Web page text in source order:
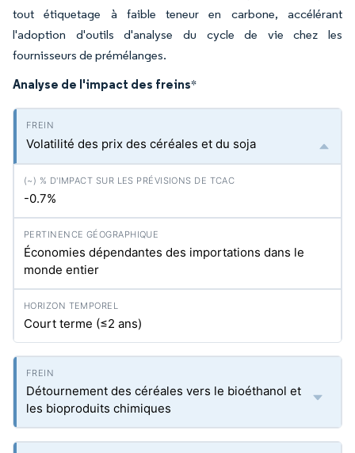
tout étiquetage à faible teneur en carbone, accélérant
l'adoption d'outils d'analyse du cycle de vie chez les
fournisseurs de prémélanges.
Analyse de l'impact des freins*
Volatilité des prix des céréales et du soja
-0.7%
Économies dépendantes des importations dans le
monde entier
Court terme (≤2 ans)
Détournement des céréales vers le bioéthanol et
les bioproduits chimiques